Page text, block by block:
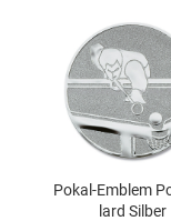
Pokal-​​Em­blem
lard Sil­ber